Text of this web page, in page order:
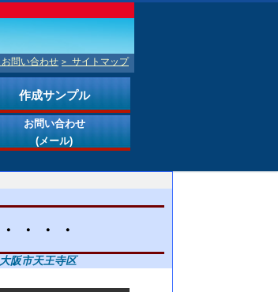
> サイトマップ
お問い合わせ
作成サンプル
お問い合わせ
(メール)
・・・
大阪市天王寺区